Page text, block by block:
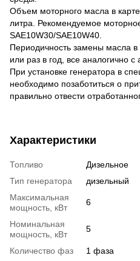
Объем моторного масла в
литра. Рекомендуемое
SAE10W30/SAE10W40.
Периодичность замены масла в
или раз в год, все аналогично с
При установке генератора в
необходимо позаботиться о
правильно отвести
Характеристики
Топливо
Дизельное
Тип генератора
дизельный
Максимальная
мощность, кВт
6
Номинальная
мощность, кВт
5
Количество фаз
1 фаза